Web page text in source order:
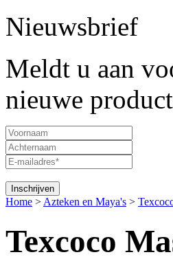
Nieuwsbrief
Meldt u aan
nieuwe
Home > Azteken en Maya's >
Texcoco